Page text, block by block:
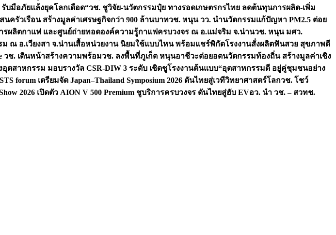
รับมือภัยแล้งยุคโลกเดือด“วช. ชูวิจัย-นวัตกรรมปุ๋ย ทางรอดเกษตรกรไทย ลดต้นทุนการผลิต-เพิ่ม
ครัวเรือน สร้างมูลค่าเศรษฐกิจกว่า 900 ล้านบาทวช. หนุน วว. นำนวัตกรรมแก้ปัญหา PM2.5 ต่อย
รผลิตกาแฟ และศูนย์ถ่ายทอดองค์ความรู้กาแฟครบวงจร ณ อ.แม่จริม จ.น่านวช. หนุน มศว.
ณ อ.เวียงสา จ.น่านเสื้อหน่วยงาน นิยมใช้แบบไหน พร้อมแชร์พิกัดโรงงานสั่งผลิตฟันสวย สุขภาพดี
วช. เดินหน้าสร้างความพร้อมวช. ลงพื้นที่ภูเก็ต หนุนอาชีวะต่อยอดนวัตกรรมท้องถิ่น สร้างมูลค่าเชิง
อุตสาหกรรม มอบรางวัล CSR-DIW 3 ระดับ เชิดชูโรงงานต้นแบบ“อุตสาหกรรมดี อยู่คู่ชุมชนอย่าง
forum เตรียมจัด Japan–Thailand Symposium 2026 ดันไทยสู่เวทีวิทยาศาสตร์โลกวช. โชว์
2026 เปิดตัว AION V 500 Premium ชูบริการครบวงจร ดันไทยสู่ฮับ EVอว. นำ วช. – สวทช.